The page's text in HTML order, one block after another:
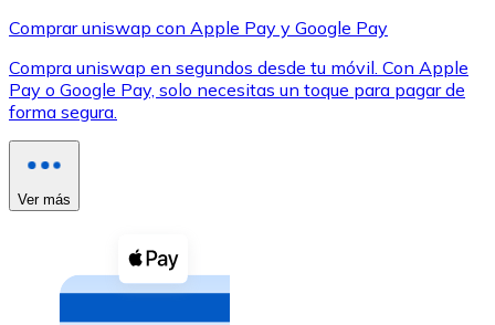
Ver todo
Compra criptomonedas con efectivo en tu tienda más
Comprar con efectivo
Transferencia SEPA
Comprar uniswap con Apple Pay y Google Pay
Compra uniswap en segundos desde tu móvil. Con Apple
Pay o Google Pay, solo necesitas un toque para pagar de
forma segura.
Ver más